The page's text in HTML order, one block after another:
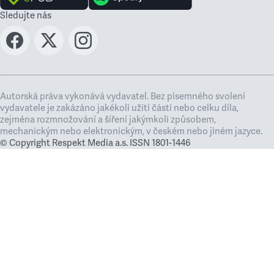
Sledujte nás
Autorská práva vykonává vydavatel. Bez písemného svolení
vydavatele je zakázáno jakékoli užití částí nebo celku díla,
zejména rozmnožování a šíření jakýmkoli způsobem,
mechanickým nebo elektronickým, v českém nebo jiném jazyce.
© Copyright Respekt Media a.s. ISSN 1801-1446